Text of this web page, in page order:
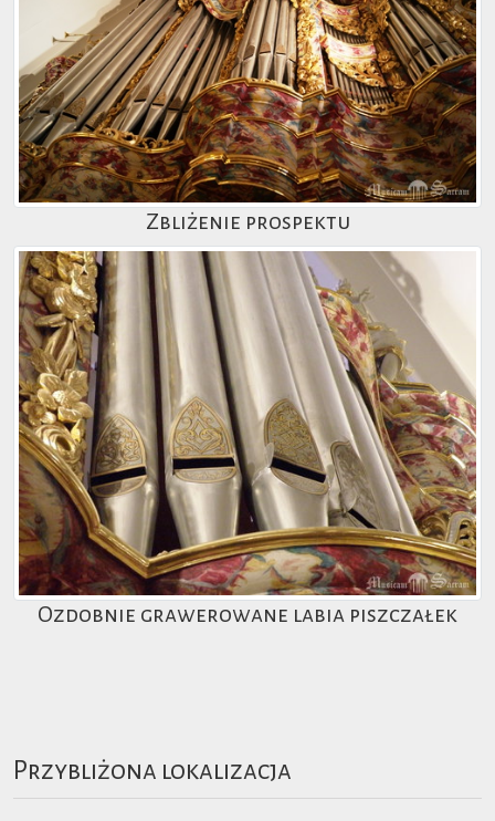
Zbliżenie prospektu
Ozdobnie grawerowane labia piszczałek
Przybliżona lokalizacja